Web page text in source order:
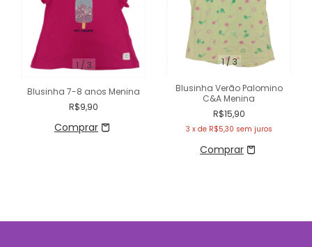
1 / 3
Blusinha 7-8 anos Menina
R$9,90
1/ 3
Blusinha Verão Palomino
C&A Menina
R$15,90
3 x de R$5,30 sem juros